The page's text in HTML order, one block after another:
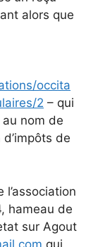
alors que
occita
2 – qui
nom de
de
l’association
hameau de
sur Agout
qui